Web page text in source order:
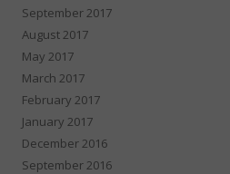
September 2017
August 2017
May 2017
March 2017
February 2017
January 2017
December 2016
September 2016